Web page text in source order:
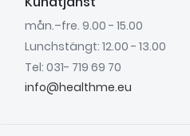
mån.–fre. 9.00 - 15.00
Lunchstängt: 12.00 - 13.00
Tel: 031- 719 69 70
info@healthme.eu